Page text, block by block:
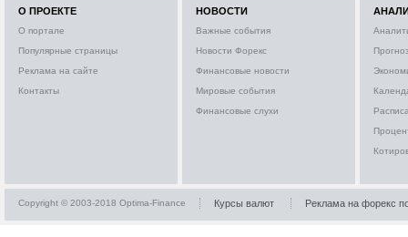
О ПРОЕКТЕ
О портале
Популярные страницы
Реклама на сайте
Контакты
НОВОСТИ
Важные события
Новости Форекс
Финансовые новости
Мировые события
Финансовые слухи
Copyright © 2003-2018 Optima-Finance Курсы валют Реклама на форекс